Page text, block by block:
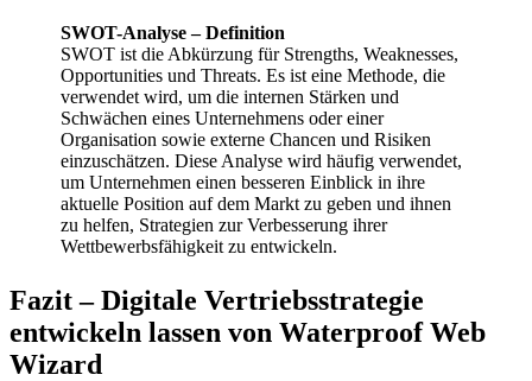
SWOT-Analyse – Definition
SWOT ist die Abkürzung für Strengths, Weaknesses,
Opportunities und Threats. Es ist eine Methode, die
verwendet wird, um die internen Stärken und
Schwächen eines Unternehmens oder einer
Organisation sowie externe Chancen und Risiken
einzuschätzen. Diese Analyse wird häufig verwendet,
um Unternehmen einen besseren Einblick in ihre
aktuelle Position auf dem Markt zu geben und ihnen
zu helfen, Strategien zur Verbesserung ihrer
Wettbewerbsfähigkeit zu entwickeln.
Fazit – Digitale Vertriebsstrategie
entwickeln lassen von Waterproof Web
Wizard